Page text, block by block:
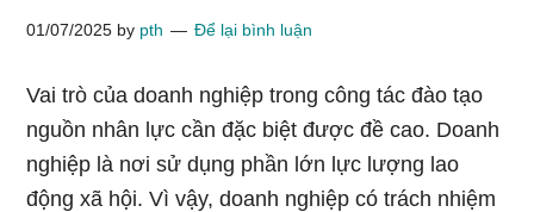
01/07/2025 by pth Để lại bình luận
Vai trò của doanh nghiệp trong công tác đào tạo
nguồn nhân lực cần đặc biệt được đề cao. Doanh
nghiệp là nơi sử dụng phần lớn lực lượng lao
động xã hội. Vì vậy, doanh nghiệp có trách nhiệm